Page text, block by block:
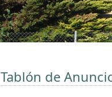
Tablón de